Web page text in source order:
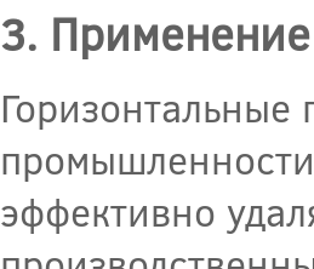
3.
эффективно